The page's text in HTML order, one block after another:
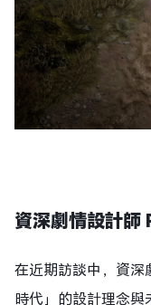
資深劇情設計
在近期訪談中，資深
時代」的設計理念與